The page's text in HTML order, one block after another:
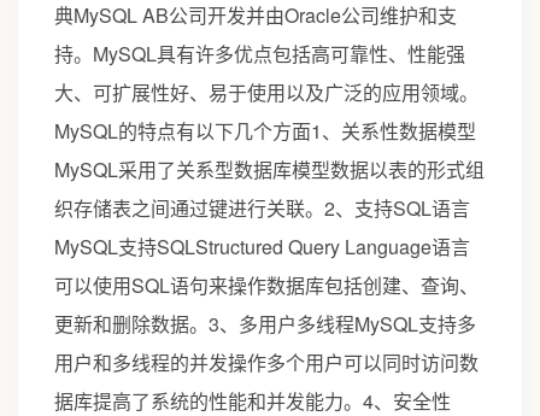
典MySQL AB公司开发并由Oracle公司维护和支
持。MySQL具有许多优点包括高可靠性、性能强
大、可扩展性好、易于使用以及广泛的应用领域。
MySQL的特点有以下几个方面1、关系性数据模型
MySQL采用了关系型数据库模型数据以表的形式组
织存储表之间通过键进行关联。2、支持SQL语言
MySQL支持SQLStructured Query Language语言
可以使用SQL语句来操作数据库包括创建、查询、
更新和删除数据。3、多用户多线程MySQL支持多
用户和多线程的并发操作多个用户可以同时访问数
据库提高了系统的性能和并发能力。4、安全性